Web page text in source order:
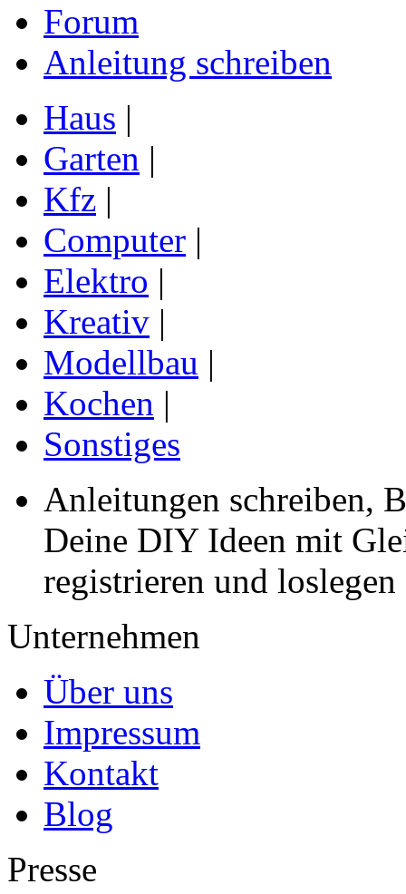
Forum
Anleitung schreiben
Haus |
Garten |
Kfz |
Computer |
Elektro |
Kreativ |
Modellbau |
Kochen |
Sonstiges
Anleitungen schreiben,
Deine DIY Ideen mit
registrieren und loslegen
Unternehmen
Über uns
Impressum
Kontakt
Blog
Presse